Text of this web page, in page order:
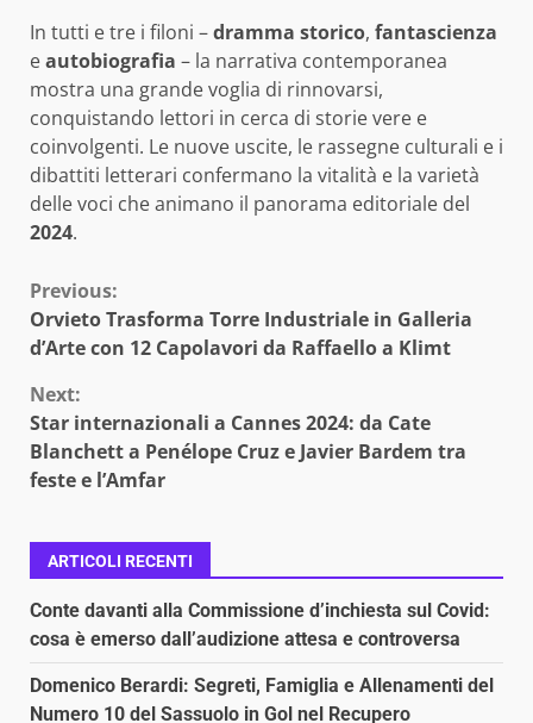
In tutti e tre i filoni –dramma storico, fantascienza
eautobiografia – la narrativa contemporanea
mostra una grande voglia di rinnovarsi,
conquistando lettori in cerca di storie vere e
coinvolgenti. Le nuove uscite, le rassegne culturali e i
dibattiti letterari confermano la vitalità e la varietà
delle voci che animano il panorama editoriale del
2024.
Continue
Reading
Previous:
Orvieto Trasforma Torre Industriale in Galleria
d’Arte con 12 Capolavori da Raffaello a Klimt
Next:
Star internazionali a Cannes 2024: da Cate
Blanchett a Penélope Cruz e Javier Bardem tra
feste e l’Amfar
ARTICOLI RECENTI
Conte davanti alla Commissione d’inchiesta sul Covid:
cosa è emerso dall’audizione attesa e controversa
Domenico Berardi: Segreti, Famiglia e Allenamenti del
Numero 10 del Sassuolo in Gol nel Recupero